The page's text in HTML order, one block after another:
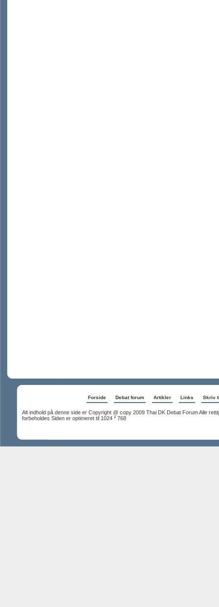
Forside Debat forum Artikler Links Skriv
Alt indhold på denne side er Copyright @ copy 2009 Thai DK Debat Forum Alle
forbeholdes Siden er optimeret til 1024 * 768